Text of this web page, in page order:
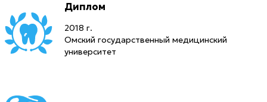
Диплом
2018 г.
Омский государственный медицинский
университет